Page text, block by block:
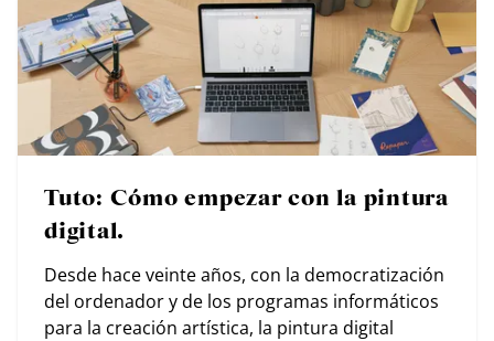
Tuto: Cómo empezar con la pintura
digital.
Desde hace veinte años, con la democratización
del ordenador y de los programas informáticos
para la creación artística, la pintura digital